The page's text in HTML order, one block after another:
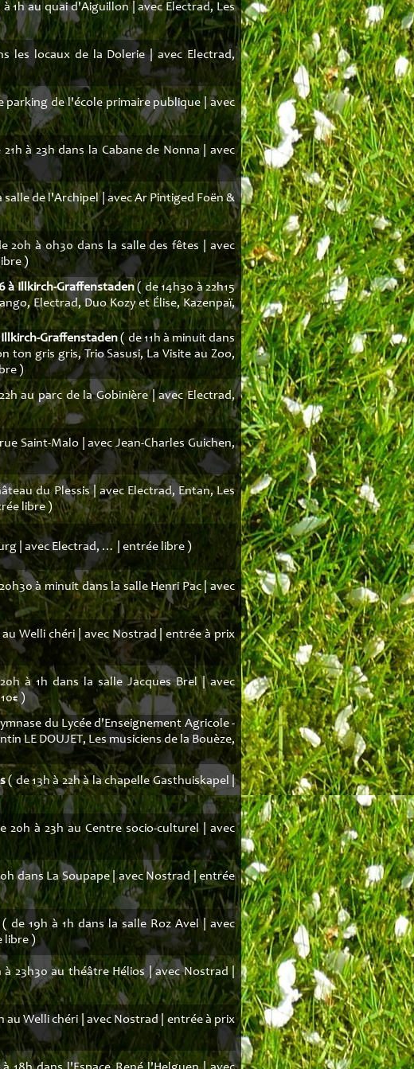
1h au quai d'Aiguillon | avec Electrad, Les
les locaux de la Dolerie | avec Electrad,
parking de l'école primaire publique | avec
à 23h dans la Cabane de Nonna | avec
salle de l'Archipel | avec Ar Pintiged Foën &
20h à 0h30 dans la salle des fêtes | avec
)
à Illkirch-Graffenstaden( de 14h30 à 22h15
Electrad, Duo Kozy et Élise, Kazenpaï,
Illkirch-Graffenstaden( de 11h à minuit dans
gris gris, Trio Sasusi, La Visite au Zoo,
)
au parc de la Gobinière | avec Electrad,
Saint-Malo | avec Jean-Charles Guichen,
du Plessis | avec Electrad, Entan, Les
libre )
| avec Electrad, … | entrée libre )
à minuit dans la salle Henri Pac | avec
Welli chéri | avec Nostrad | entrée à prix
à 1h dans la salle Jacques Brel | avec
)
du Lycée d'Enseignement Agricole -
LE DOUJET, Les musiciens de la Bouèze,
( de 13h à 22h à la chapelle Gasthuiskapel |
20h à 23h au Centre socio-culturel | avec
dans La Soupape | avec Nostrad | entrée
( de 19h à 1h dans la salle Roz Avel | avec
libre )
à 23h30 au théâtre Hélios | avec Nostrad |
au Welli chéri | avec Nostrad | entrée à prix